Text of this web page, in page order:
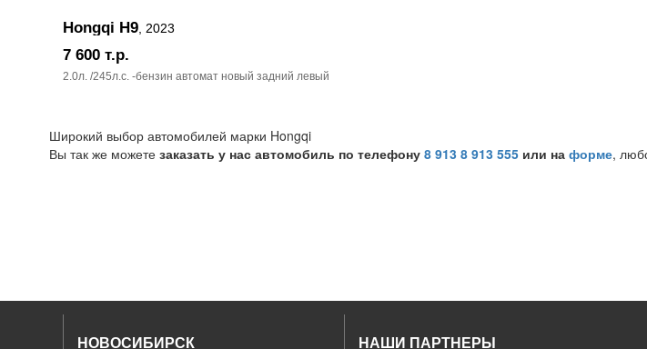
Hongqi H9, 2023
7 600т.р.
2.0л. /245л.c. -бензин автомат новый задний левый
Широкий выбор автомобилей марки Hongqi
Вы так же можете заказать у нас автомобиль по телефону 8 913 8 913 555 или на форме,
НОВОСИБИРСК НАШИ ПАРТНЕРЫ